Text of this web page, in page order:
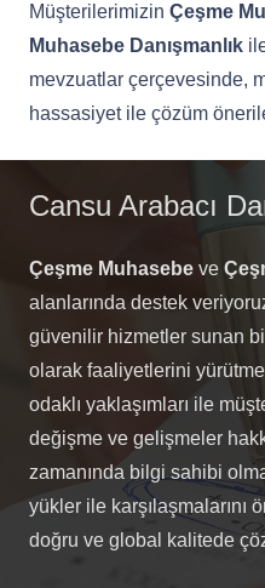
Müşterilerimizin Çeşme
Muhasebe Danışmanlık
mevzuatlar çerçevesinde,
hassasiyet ile çözüm
Cansu Arabacı
Çeşme Muhasebe ve
alanlarında destek
güvenilir hizmetler sunan
olarak faaliyetlerini
odaklı yaklaşımları ile
değişme ve gelişmeler
zamanında bilgi sahibi
yükler ile karşılaşmalarını
doğru ve global kalitede